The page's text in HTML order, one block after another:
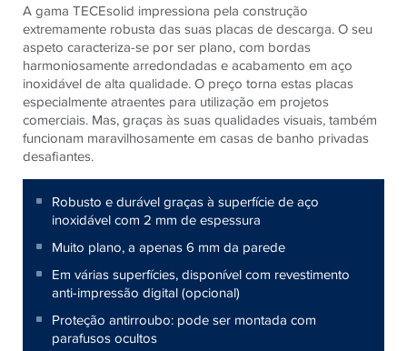
A gama TECEsolid impressiona pela construção
extremamente robusta das suas placas de descarga. O seu
aspeto caracteriza-se por ser plano, com bordas
harmoniosamente arredondadas e acabamento em aço
inoxidável de alta qualidade. O preço torna estas placas
especialmente atraentes para utilização em projetos
comerciais. Mas, graças às suas qualidades visuais, também
funcionam maravilhosamente em casas de banho privadas
desafiantes.
Robusto e durável graças à superfície de aço
inoxidável com 2 mm de espessura
Muito plano, a apenas 6 mm da parede
Em várias superfícies, disponível com revestimento
anti-impressão digital (opcional)
Proteção antirroubo: pode ser montada com
parafusos ocultos